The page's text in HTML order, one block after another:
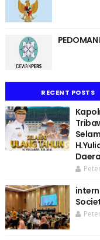
PEDOMAN
RECENT POSTS